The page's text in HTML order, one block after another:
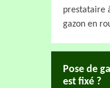
prestataire
gazon en
Pose de
est fixé ?